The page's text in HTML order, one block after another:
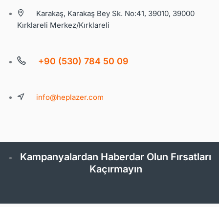
Karakaş, Karakaş Bey Sk. No:41, 39010, 39000
Kırklareli Merkez/Kırklareli
+90 (530) 784 50 09
info@heplazer.com
Kampanyalardan Haberdar Olun Fırsatları
Kaçırmayın